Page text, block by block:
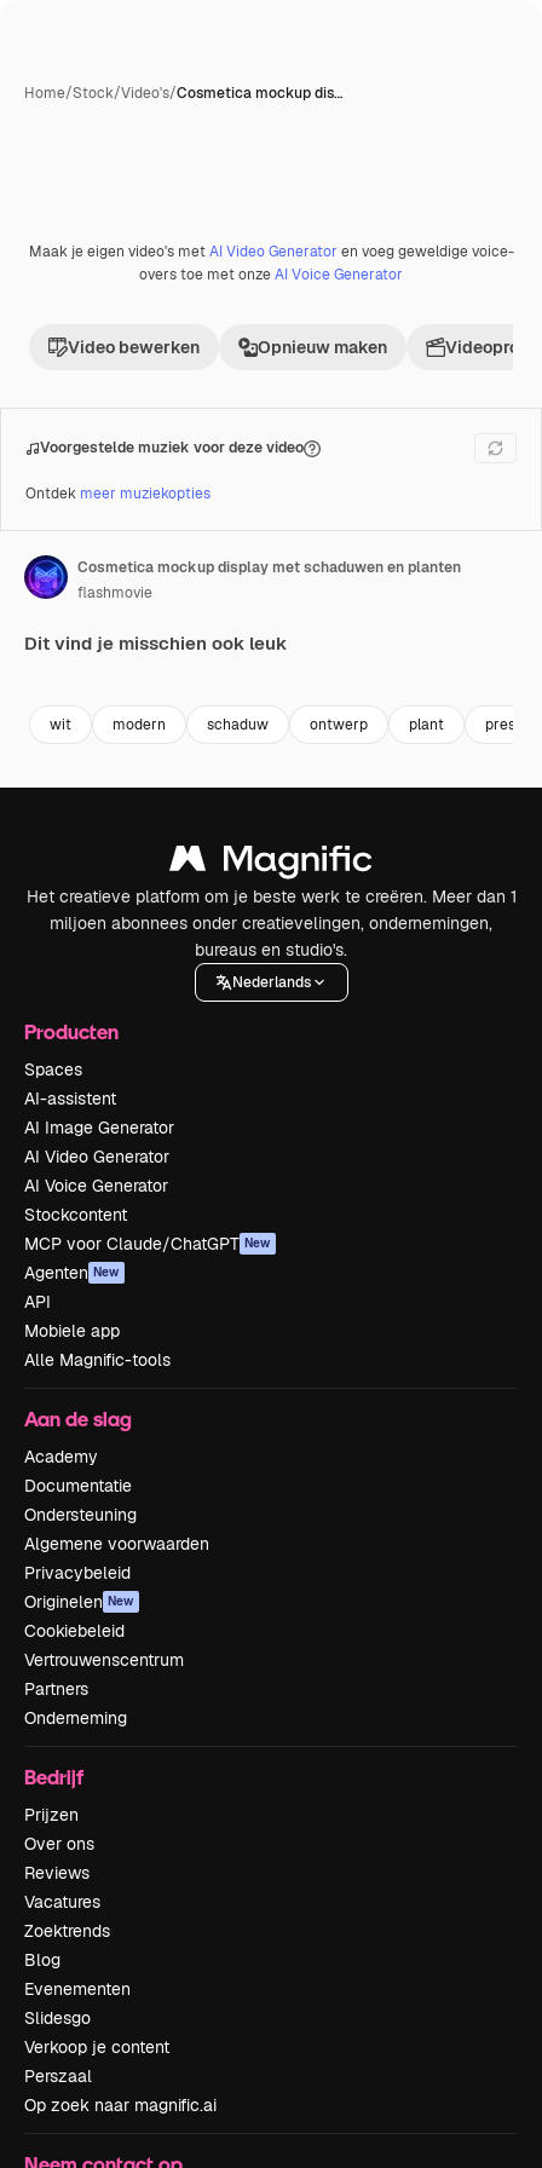
Home/Stock/Video's/Cosmetica mockup dis…
Premium
Maak je eigen video's metAI Video Generator en voeg geweldige voice-
overs toe met onzeAI Voice Generator
Video bewerken Opnieuw maken
Voorgestelde muziek voor deze video
Ontdek meer muziekopties
Cosmetica mockup display met schaduwen en planten
flashmovie
Dit vind je misschien ook leuk
wit modern schaduw ontwerp plant
Het creatieve platform om je beste werk te creëren. Meer dan 1
miljoen abonnees onder creatievelingen, ondernemingen,
bureaus en studio's.
Nederlands
Producten
Spaces
AI-assistent
AI Image Generator
AI Video Generator
AI Voice Generator
Stockcontent
MCP voor Claude/ChatGPT New
Agenten New
API
Mobiele app
Alle Magnific-tools
Aan de slag
Academy
Documentatie
Ondersteuning
Algemene voorwaarden
Privacybeleid
Originelen New
Cookiebeleid
Vertrouwenscentrum
Partners
Onderneming
Bedrijf
Prijzen
Over ons
Reviews
Vacatures
Zoektrends
Blog
Evenementen
Slidesgo
Verkoop je content
Perszaal
Op zoek naar magnific.ai